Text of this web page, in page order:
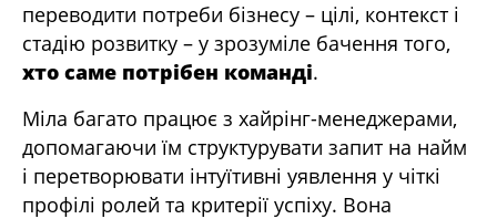
переводити потреби бізнесу – цілі, контекст і
стадію розвитку – у зрозуміле бачення того,
хто саме потрібен команді.
Міла багато працює з хайрінг-менеджерами,
допомагаючи їм структурувати запит на найм
і перетворювати інтуїтивні уявлення у чіткі
профілі ролей та критерії успіху. Вона